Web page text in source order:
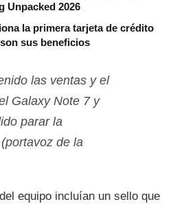
Unpacked 2026
la primera tarjeta de crédito
sus beneficios
las ventas y el
Galaxy Note 7 y
parar la
(portavoz de la
equipo incluí­an un sello que